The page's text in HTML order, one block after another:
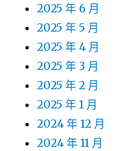
2025 年 6 月
2025 年 5 月
2025 年 4 月
2025 年 3 月
2025 年 2 月
2025 年 1 月
2024 年 12 月
2024 年 11 月